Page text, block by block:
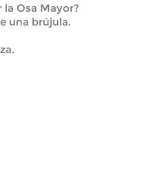
Osa Mayor?
una brújula.